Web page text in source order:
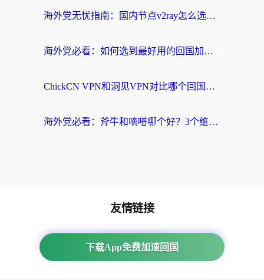
海外党无忧指南：国内节点v2ray怎么选？一键回国VPN+多场景实测帮你避坑
海外党必看：如何选到最好用的回国加速器？从节点到售后的全维度指南
ChickCN VPN和洞见VPN对比哪个回国效果更好？海外党亲测3款加速器+避坑指南
海外党必看：斧牛和嘀嗒哪个好？3个维度教你选对回国加速器
下载App免费加速回国
友情链接
番茄加速器